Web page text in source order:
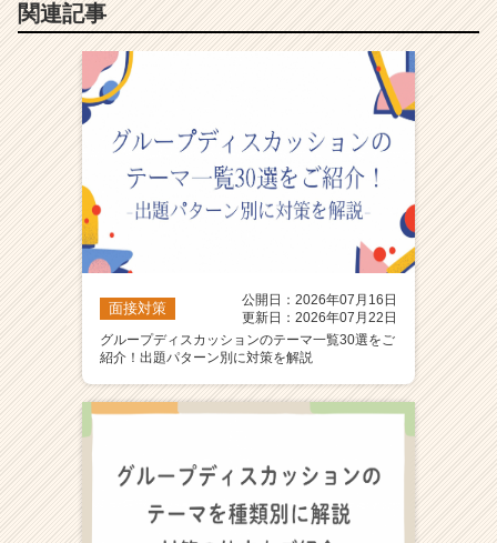
関連記事
面接対策
公開日：2026年07月16日
更新日：2026年07月22日
グループディスカッションのテーマ一覧30選をご
紹介！出題パターン別に対策を解説